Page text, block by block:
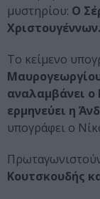
μυστηρίου: Ο
Χριστουγέννων.
Το κείμενο
αναλαμβάνει ο
ερμηνεύει η
υπογράφει ο
Κουτσκουδής